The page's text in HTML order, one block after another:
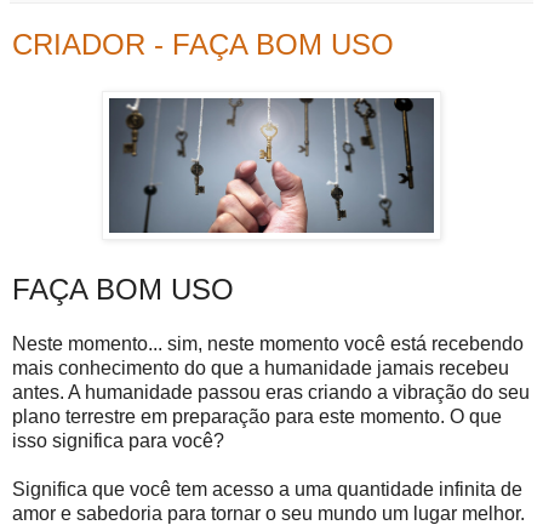
CRIADOR - FAÇA BOM USO
FAÇA BOM USO
Neste momento... sim, neste momento você está recebendo
mais conhecimento do que a humanidade jamais recebeu
antes. A humanidade passou eras criando a vibração do seu
plano terrestre em preparação para este momento. O que
isso significa para você?
Significa que você tem acesso a uma quantidade infinita de
amor e sabedoria para tornar o seu mundo um lugar melhor.